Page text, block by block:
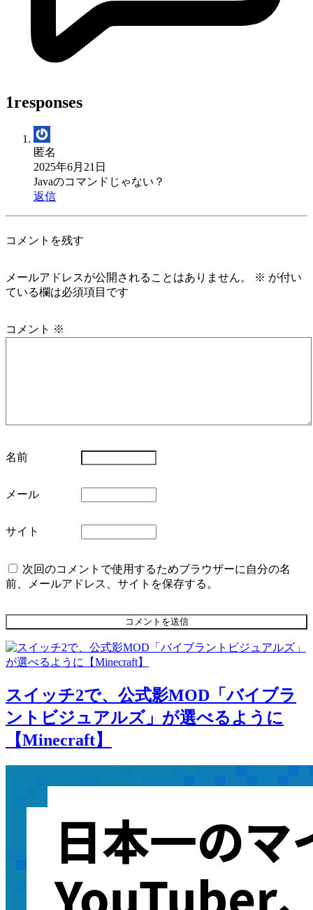
1responses
匿名
2025年6月21日
Javaのコマンドじゃない？
返信
コメントを残す
メールアドレスが公開されることはありません。 ※ が付い
ている欄は必須項目です
コメント ※
名前
メール
サイト
次回のコメントで使用するためブラウザーに自分の名
前、メールアドレス、サイトを保存する。
スイッチ2で、公式影MOD「バイブラ
ントビジュアルズ」が選べるように
【Minecraft】